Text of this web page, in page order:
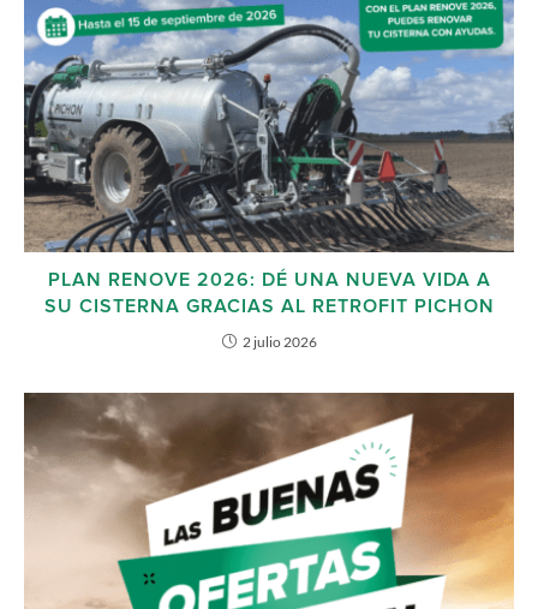
PLAN RENOVE 2026: DÉ UNA NUEVA VIDA A
SU CISTERNA GRACIAS AL RETROFIT PICHON
2 julio 2026